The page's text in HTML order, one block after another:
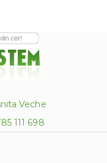
Veche
111 698